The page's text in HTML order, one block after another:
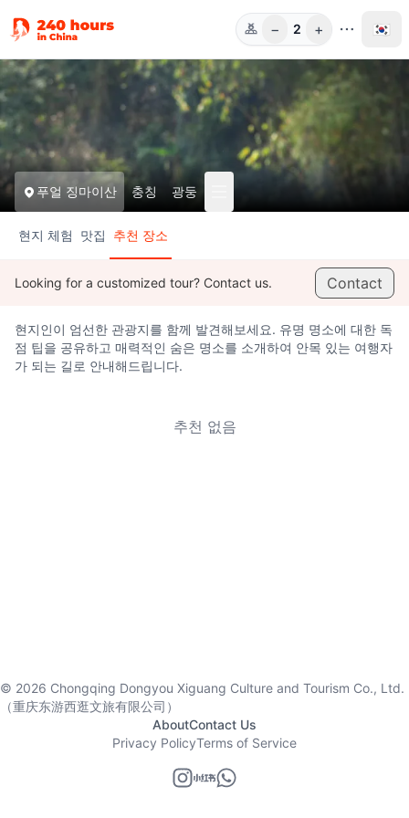
인원
− 2 + 🇰🇷
푸얼 징마이산 충칭 광둥
현지 체험 맛집 추천 장소
Looking for a customized tour? Contact us. Contact
현지인이 엄선한 관광지를 함께 발견해보세요. 유명 명소에 대한 독
점 팁을 공유하고 매력적인 숨은 명소를 소개하여 안목 있는 여행자
가 되는 길로 안내해드립니다.
추천 없음
© 2026 Chongqing Dongyou Xiguang Culture and Tourism Co., Ltd.
（重庆东游西逛文旅有限公司）
AboutContact Us
Privacy PolicyTerms of Service